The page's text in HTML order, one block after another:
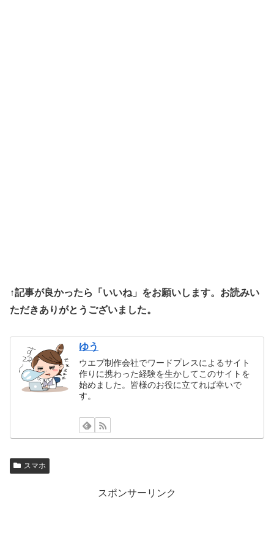
↑記事が良かったら「いいね」をお願いします。お読みい
ただきありがとうございました。
ゆう
ウエブ制作会社でワードプレスによるサイト
作りに携わった経験を生かしてこのサイトを
始めました。皆様のお役に立てれば幸いで
す。
スマホ
スポンサーリンク